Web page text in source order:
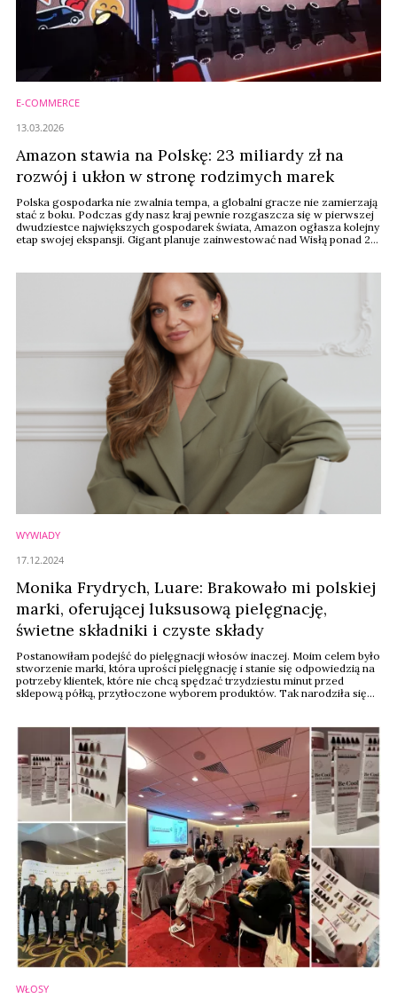
E-COMMERCE
Amazon stawia na Polskę: 23 miliardy zł na
rozwój i ukłon w stronę rodzimych marek
Polska gospodarka nie zwalnia tempa, a globalni gracze nie zamierzają
stać z boku. Podczas gdy nasz kraj pewnie rozgaszcza się w pierwszej
dwudziestce największych gospodarek świata, Amazon ogłasza kolejny
etap swojej ekspansji. Gigant planuje zainwestować nad Wisłą ponad 23
najważniejsze, dla ...
13.03.2026
WYWIADY
Monika Frydrych, Luare: Brakowało mi polskiej
marki, oferującej luksusową pielęgnację,
świetne składniki i czyste składy
Postanowiłam podejść do pielęgnacji włosów inaczej. Moim celem było
stworzenie marki, która uprości pielęgnację i stanie się odpowiedzią na
potrzeby klientek, które nie chcą spędzać trzydziestu minut przed
sklepową półką, przytłoczone wyborem produktów. Tak narodziła się
17.12.2024
WŁOSY